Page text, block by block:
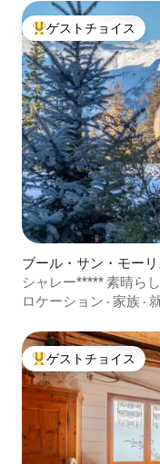
大好評のゲストチョ
ゲストチョイス
ブール・サン・モー
シャレー***** 素晴ら
ロケーション · 家族 ·
大好評のゲストチョ
ゲストチョイス